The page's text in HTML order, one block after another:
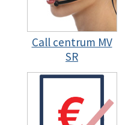
Call centrum MV
SR